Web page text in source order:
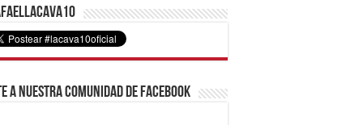
a nuestra comunidad de Facebook